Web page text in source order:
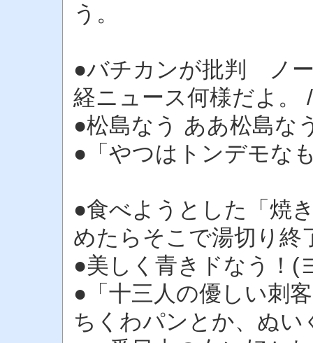
う。
●バチカンが批判 ノ
経ニュース何様だよ。
●松島なう ああ松島な
●「やつはトンデモな
●食べようとした「焼
めたらそこで湯切り終
●美しく青きドなう！(
●「十三人の優しい刺
ちくわパンとか、ぬい